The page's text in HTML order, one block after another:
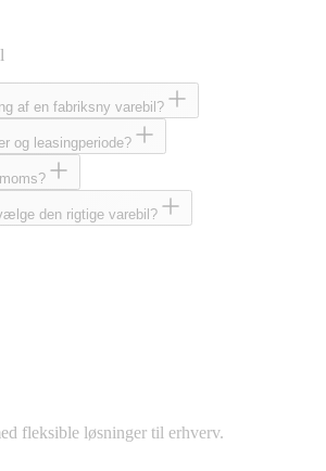
af en fabriksny varebil?
og leasingperiode?
den rigtige varebil?
fleksible løsninger til erhverv.